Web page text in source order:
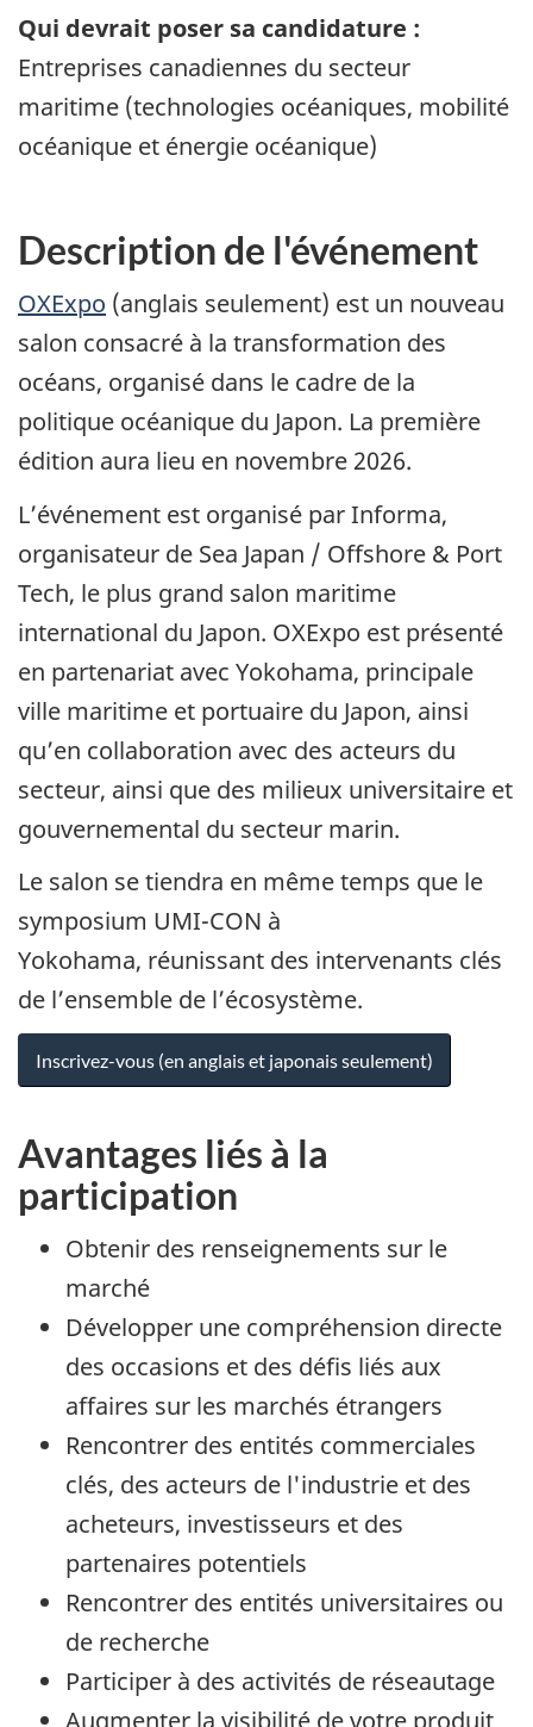
Qui devrait poser sa candidature :
Entreprises canadiennes du secteur
maritime (technologies océaniques, mobilité
océanique et énergie océanique)
Description de l'événement
OXExpo (anglais seulement) est un nouveau
salon consacré à la transformation des
océans, organisé dans le cadre de la
politique océanique du Japon. La première
édition aura lieu en novembre 2026.
L’événement est organisé par Informa,
organisateur de Sea Japan / Offshore & Port
Tech, le plus grand salon maritime
international du Japon. OXExpo est présenté
en partenariat avec Yokohama, principale
ville maritime et portuaire du Japon, ainsi
qu’en collaboration avec des acteurs du
secteur, ainsi que des milieux universitaire et
gouvernemental du secteur marin.
Le salon se tiendra en même temps que le
symposium UMI-CON à
Yokohama, réunissant des intervenants clés
de l’ensemble de l’écosystème.
Inscrivez-vous (en anglais et japonais seulement)
Avantages liés à la
participation
Obtenir des renseignements sur le
marché
Développer une compréhension directe
des occasions et des défis liés aux
affaires sur les marchés étrangers
Rencontrer des entités commerciales
clés, des acteurs de l'industrie et des
acheteurs, investisseurs et des
partenaires potentiels
Rencontrer des entités universitaires ou
de recherche
Participer à des activités de réseautage
Augmenter la visibilité de votre produit